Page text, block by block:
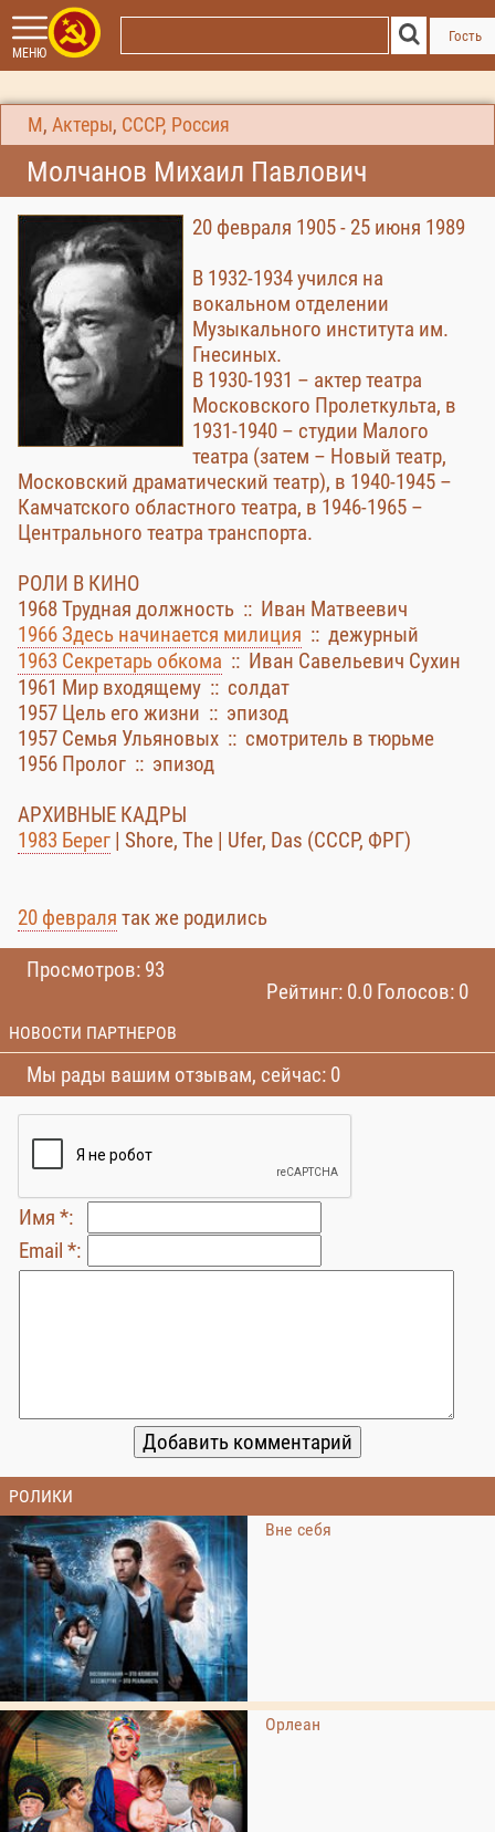
МЕНЮ
Гость
М , Актеры, СССР, Россия
Молчанов Михаил Павлович
20 февраля 1905 - 25 июня 1989
В 1932-1934 учился на
вокальном отделении
Музыкального института им.
Гнесиных.
В 1930-1931 – актер театра
Московского Пролеткульта, в
1931-1940 – студии Малого
театра (затем – Новый театр,
Московский драматический театр), в 1940-1945 –
Камчатского областного театра, в 1946-1965 –
Центрального театра транспорта.
РОЛИ В КИНО
1968 Трудная должность :: Иван Матвеевич
1966 Здесь начинается милиция :: дежурный
1963 Секретарь обкома :: Иван Савельевич Сухин
1961 Мир входящему :: солдат
1957 Цель его жизни :: эпизод
1957 Семья Ульяновых :: смотритель в тюрьме
1956 Пролог :: эпизод
АРХИВНЫЕ КАДРЫ
1983 Берег | Shore, The | Ufer, Das (СССР, ФРГ)
20 февраля так же родились
Просмотров: 93
Рейтинг: 0.0 Голосов: 0
НОВОСТИ ПАРТНЕРОВ
Мы рады вашим отзывам, сейчас: 0
Имя *:
Email *:
РОЛИКИ
Вне себя
Орлеан